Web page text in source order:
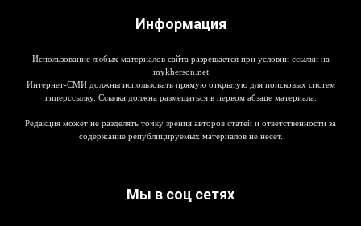
Информация
Использование любых материалов сайта разрешается при условии ссылки на
mykherson.net
Интернет-СМИ должны использовать прямую открытую для поисковых систем
гиперссылку. Ссылка должна размещаться в первом абзаце материала.
Редакция может не разделять точку зрения авторов статей и ответственности за
содержание републицируемых материалов не несет.
Мы в соц сетях